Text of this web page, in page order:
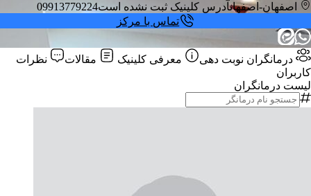
اصفهان-اصفهانآدرس کلینیک ثبت نشده است09913779224
تماس با مرکز
درمانگران نوبت دهی معرفی کلینیک مقالات
نظرات
کاربران
لیست درمانگران